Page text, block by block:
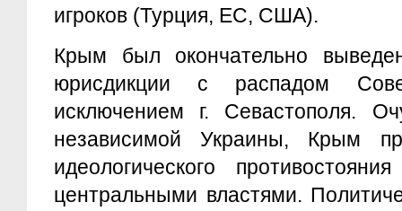
игроков (Турция, ЕС, США).
Крым был окончательно
юрисдикции с распадом
исключением г. Севастополя.
независимой Украины, Крым
идеологического
центральными властями.